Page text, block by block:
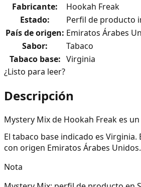
Fabricante:
Hookah Freak
Estado:
Perfil de producto
País de origen: Emiratos Árabes
Sabor:
Tabaco
Tabaco base: Virginia
¿Listo para leer?
Descripción
Mystery Mix de Hookah Freak es
El tabaco base indicado es
con origen Emiratos Árabes Unidos.
Nota